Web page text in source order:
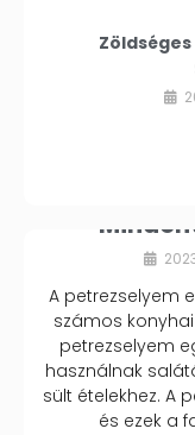
A petrezselyem
számos
petrezselyem
használnak
sült ételekhez. A
és ezek a